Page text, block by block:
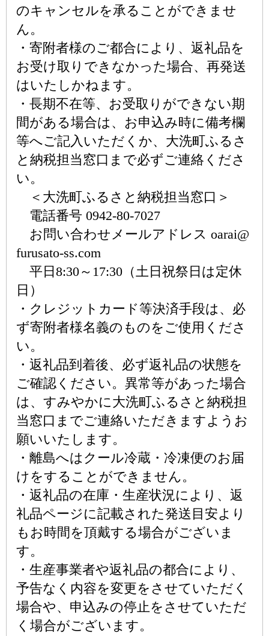
のキャンセルを承ることができませ
ん。
・寄附者様のご都合により、返礼品を
お受け取りできなかった場合、再発送
はいたしかねます。
・長期不在等、お受取りができない期
間がある場合は、お申込み時に備考欄
等へご記入いただくか、大洗町ふるさ
と納税担当窓口まで必ずご連絡くださ
い。
＜大洗町ふるさと納税担当窓口＞
電話番号 0942-80-7027
お問い合わせメールアドレス oarai@
furusato-ss.com
平日8:30～17:30（土日祝祭日は定休
日）
・クレジットカード等決済手段は、必
ず寄附者様名義のものをご使用くださ
い。
・返礼品到着後、必ず返礼品の状態を
ご確認ください。異常等があった場合
は、すみやかに大洗町ふるさと納税担
当窓口までご連絡いただきますようお
願いいたします。
・離島へはクール冷蔵・冷凍便のお届
けをすることができません。
・返礼品の在庫・生産状況により、返
礼品ページに記載された発送目安より
もお時間を頂戴する場合がございま
す。
・生産事業者や返礼品の都合により、
予告なく内容を変更をさせていただく
場合や、申込みの停止をさせていただ
く場合がございます。